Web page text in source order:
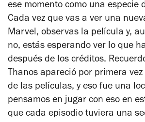
ese momento como una especie
Cada vez que vas a ver una
Marvel, observas la película y,
no, estás esperando ver lo que
después de los créditos.
Thanos apareció por primera
de las películas, y eso fue una
pensamos en jugar con eso en
que cada episodio tuviera una